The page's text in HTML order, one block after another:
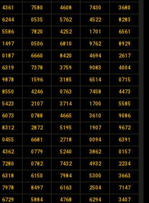
4361 7580 4608 7430 3680
6244 0535 5762 4522 8283
5586 7820 4252 1701 6561
1497 0506 6810 9762 8929
0187 6660 8420 4694 2617
6319 7378 3759 9083 4004
9878 1596 3185 6514 0715
8550 4246 0763 7458 4473
5423 2107 3714 1700 5585
6073 0788 4665 3610 9086
8312 2872 5195 1907 9672
0455 6681 2718 0094 6391
4362 0779 5240 3862 0157
7280 0782 7432 4932 2234
6318 6150 7984 5300 3663
7978 8497 6163 2504 7147
6729 5884 4768 6294 3407